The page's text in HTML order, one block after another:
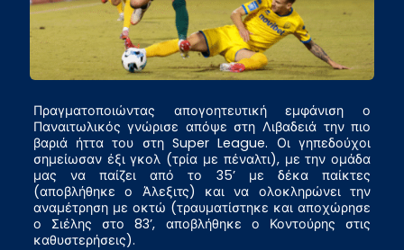
Πραγματοποιώντας απογοητευτική εμφάνιση ο
Παναιτωλικός γνώρισε απόψε στη Λιβαδειά την πιο
βαριά ήττα του στη Super League. Οι γηπεδούχοι
σημείωσαν έξι γκολ (τρία με πέναλτι), με την ομάδα
μας να παίζει από το 35’ με δέκα παίκτες
(αποβλήθηκε ο Άλεξιτς) και να ολοκληρώνει την
αναμέτρηση με οκτώ (τραυματίστηκε και αποχώρησε
ο Σιέλης στο 83’, αποβλήθηκε ο Κοντούρης στις
καθυστερήσεις).